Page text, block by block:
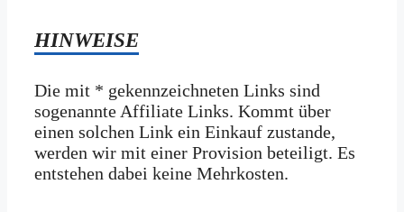
HINWEISE
Die mit * gekennzeichneten Links sind
sogenannte Affiliate Links. Kommt über
einen solchen Link ein Einkauf zustande,
werden wir mit­ einer Provision beteiligt. Es
entstehen dabei keine Mehrkosten.